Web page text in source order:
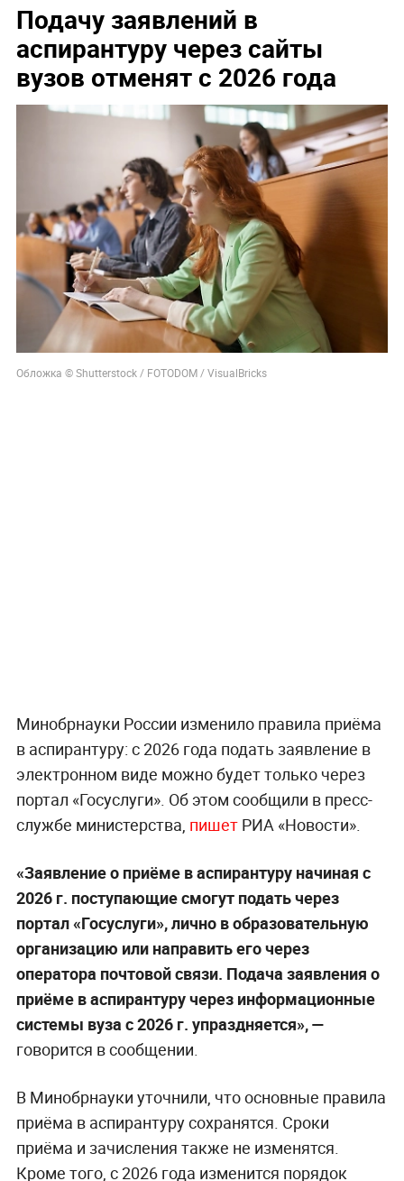
Подачу заявлений в
аспирантуру через сайты
вузов отменят с 2026 года
Обложка © Shutterstock / FOTODOM / VisualBricks
Минобрнауки России изменило правила приёма
в аспирантуру: с 2026 года подать заявление в
электронном виде можно будет только через
портал «Госуслуги». Об этом сообщили в пресс-
службе министерства, пишет РИА «Новости».
«Заявление о приёме в аспирантуру начиная с
2026 г. поступающие смогут подать через
портал «Госуслуги», лично в образовательную
организацию или направить его через
оператора почтовой связи. Подача заявления о
приёме в аспирантуру через информационные
системы вуза с 2026 г. упраздняется», —
говорится в сообщении.
В Минобрнауки уточнили, что основные правила
приёма в аспирантуру сохранятся. Сроки
приёма и зачисления также не изменятся.
Кроме того, с 2026 года изменится порядок